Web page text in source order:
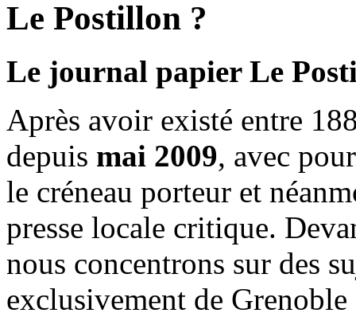
Le Postillon ?
Le journal papier Le
Après avoir existé entre
depuis mai 2009, avec
le créneau porteur et
presse locale critique.
nous concentrons sur des
exclusivement de